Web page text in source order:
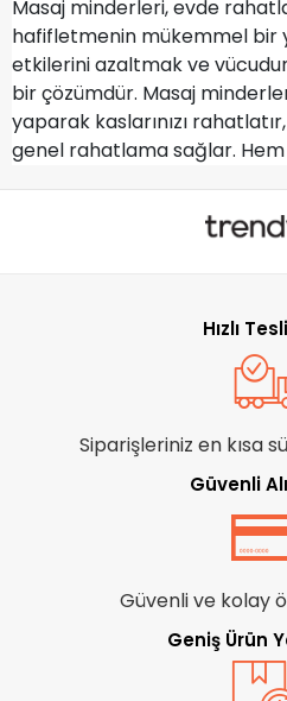
Masaj minderleri, evde
hafifletmenin mükemmel bir
etkilerini azaltmak ve
bir çözümdür. Masaj
yaparak kaslarınızı
genel rahatlama sağlar.
Evinizde kolayca
Hızlı
Siparişleriniz en kısa
Güvenli
Güvenli ve kolay
Geniş Ürün